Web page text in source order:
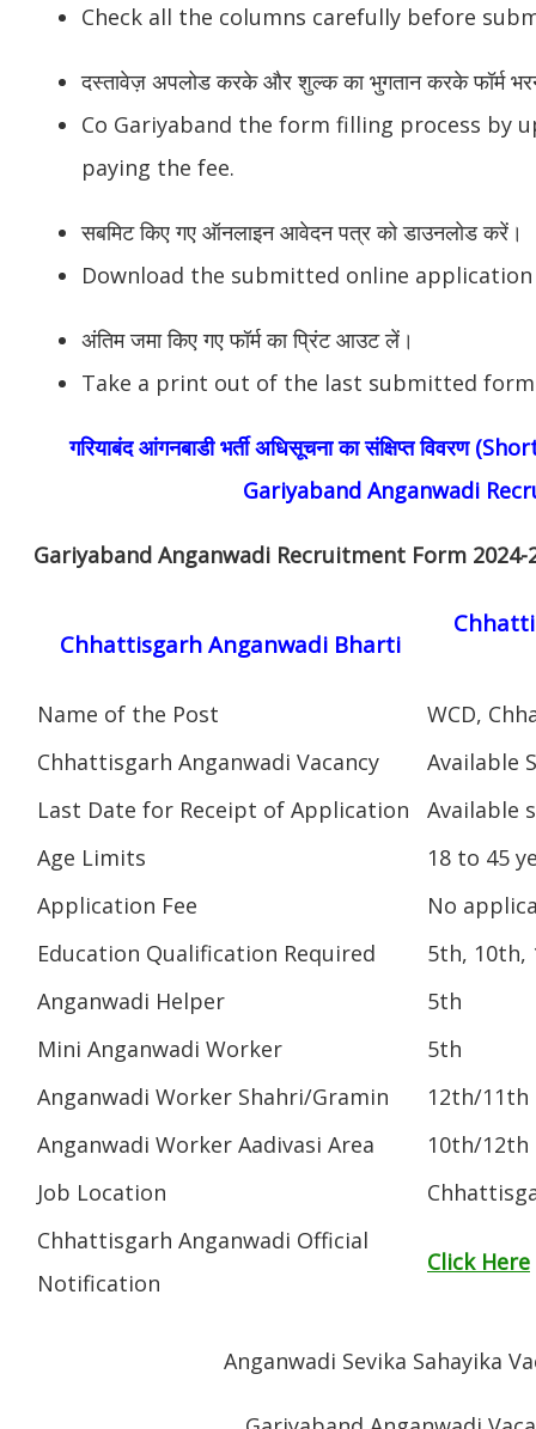
Check all the columns carefully before
दस्तावेज़ अपलोड करके और शुल्क का भुगतान करके फॉर्म
Co Gariyaband the form filling process by
paying the fee.
सबमिट किए गए ऑनलाइन आवेदन पत्र को डाउनलोड करें।
Download the submitted online
अंतिम जमा किए गए फॉर्म का प्रिंट आउट लें।
Take a print out of the last submitted
गरियाबंद आंगनबाडी भर्ती अधिसूचना का संक्षिप्त
Gariyaband Anganwadi
Gariyaband Anganwadi Recruitment Form
Chhattisgarh Anganwadi Bharti
Name of the Post
WCD,
Chhattisgarh Anganwadi Vacancy
Available
Last Date for Receipt of Application
Available
Age Limits
18 to 45
Application Fee
No
Education Qualification Required
5th, 10th,
Anganwadi Helper
5th
Mini Anganwadi Worker
5th
Anganwadi Worker Shahri/Gramin
12th/11th
Anganwadi Worker Aadivasi Area
10th/12th
Job Location
Chhattisgarh Anganwadi Official
Notification
Click Here
Anganwadi Sevika Sahayika